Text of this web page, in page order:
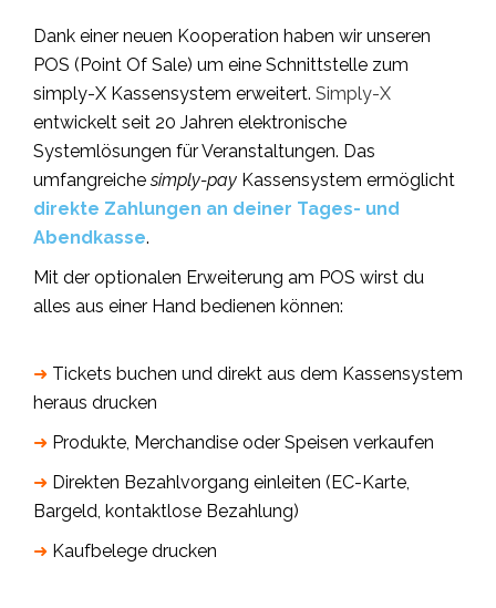
Dank einer neuen Kooperation haben wir unseren
POS (Point Of Sale) um eine Schnittstelle zum
simply-X Kassensystem erweitert. Simply-X
entwickelt seit 20 Jahren elektronische
Systemlösungen für Veranstaltungen. Das
umfangreichesimply-pay Kassensystem ermöglicht
direkte Zahlungen an deiner Tages- und
Abendkasse.
Mit der optionalen Erweiterung am POS wirst du
alles aus einer Hand bedienen können:
➜ Tickets buchen und direkt aus dem Kassensystem
heraus drucken
➜ Produkte, Merchandise oder Speisen verkaufen
➜ Direkten Bezahlvorgang einleiten (EC-Karte,
Bargeld, kontaktlose Bezahlung)
➜ Kaufbelege drucken